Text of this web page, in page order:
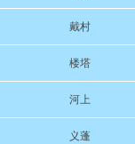
戴村
楼塔
河上
义蓬